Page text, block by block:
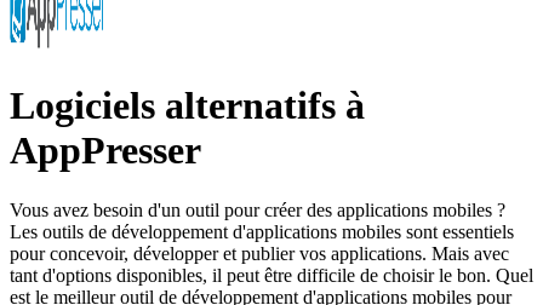
Logiciels alternatifs à
AppPresser
Vous avez besoin d'un outil pour créer des applications mobiles ?
Les outils de développement d'applications mobiles sont essentiels
pour concevoir, développer et publier vos applications. Mais avec
tant d'options disponibles, il peut être difficile de choisir le bon. Quel
est le meilleur outil de développement d'applications mobiles pour